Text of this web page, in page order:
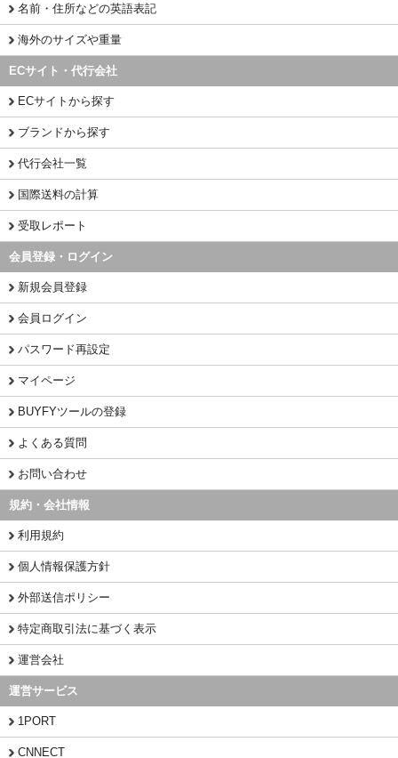
名前・住所などの英語表記
海外のサイズや重量
ECサイト・代行会社
ECサイトから探す
ブランドから探す
代行会社一覧
国際送料の計算
受取レポート
会員登録・ログイン
新規会員登録
会員ログイン
パスワード再設定
マイページ
BUYFYツールの登録
よくある質問
お問い合わせ
規約・会社情報
利用規約
個人情報保護方針
外部送信ポリシー
特定商取引法に基づく表示
運営会社
運営サービス
1PORT
CNNECT